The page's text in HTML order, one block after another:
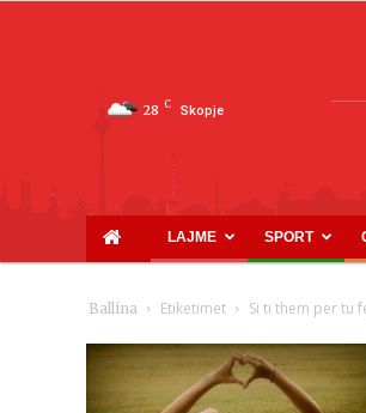
28 C Skopje
LAJME SPORT
Ballina Etiketimet Si ti them per tu